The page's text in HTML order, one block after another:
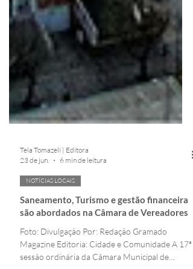
Tela Tomazeli | Editora
23 de jun.
6 min de leitura
NOTÍCIAS LOCAIS
Saneamento, Turismo e gestão financeira